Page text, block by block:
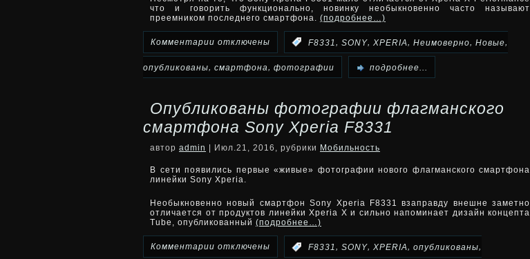
рынке
XR
что и говорить функционально, новинку необыкновенно часто называют
преемником последнего смартфона. (подробнее…)
Комментарии к
записи
неимоверно
Sony
отключены F8331 SONY XPERIA Неимоверно Новые
опубликованы, смартфона, фотографии подробнее...
Опубликованы фотографии флагманского
смартфона Sony Xperia F8331
автор admin | Июл.21, 2016, рубрики Мобильность
В сети появились первые «живые» фотографии нового флагманского смартфона
линейки Sony Xperia.
Необыкновенно новый смартфон Sony Xperia F8331 взаправду внешне заметно
отличается от продуктов линейки Xperia X и сильно напоминает дизайн концепта
Tube, опубликованный (подробнее…)
Комментарии котключены F8331, SONY, XPERIA, опубликованы,